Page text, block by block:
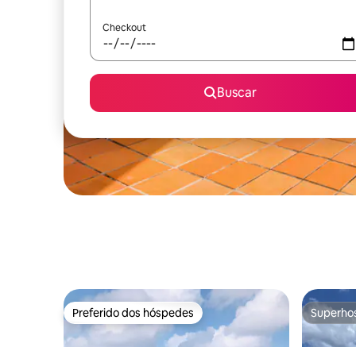
Checkout
Buscar
Preferido dos hóspedes
Preferido dos hóspedes